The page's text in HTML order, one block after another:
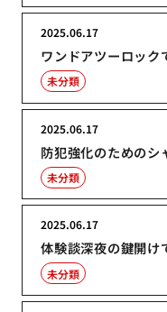
ワンドアツーロック
2025.06.17
未分類
防犯強化のためのシ
2025.06.17
未分類
体験談深夜の鍵開け
2025.06.17
未分類